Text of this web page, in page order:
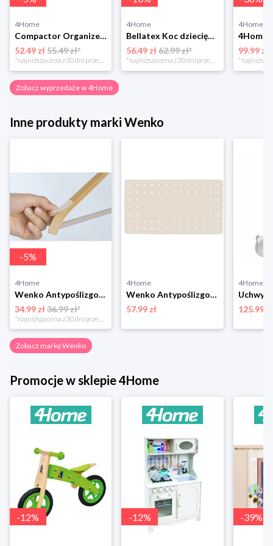
4Home
Compactor Organizer do przechowywania Toronto, 30 x 20 x 12 cm, ciemnobrązowy
52.49 zł55.49 zł*
*najniższa cena z 30 dni przed obniżką
4Home
Bellatex Koc dziecięcy Bára Butterfly różowy, 75 x 100 cm
56.49 zł 62.99 zł*
*najniższa cena z 30 dni przed obniżką
4Home
99.99 zł
Zobacz wyprzedaże w 4Home
Inne produkty marki Wenko
-5%
4Home
Wenko Antypoślizgowe taśmy do wieszaków, 20 szt.
34.99 zł36.99 zł*
4Home
Wenko Antypoślizgowa mata do wanny Mirasol, beżowy
57.99 zł
4Home
125.99 zł
Zobacz markę Wenko
Promocje w sklepie 4Home
-12% -12% -39%